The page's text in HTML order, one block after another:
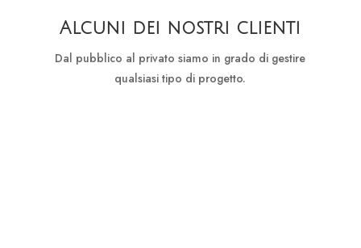
Alcuni dei nostri clienti
Dal pubblico al privato siamo in grado di gestire
qualsiasi tipo di progetto.